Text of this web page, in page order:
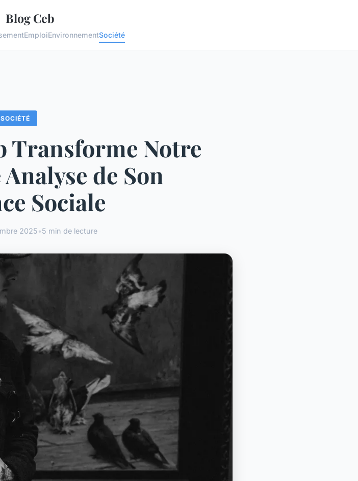
Blog Ceb
EmploiEnvironnementSociété
SOCIÉTÉ
Transforme Notre
de Son
Sociale
2025•5 min de lecture